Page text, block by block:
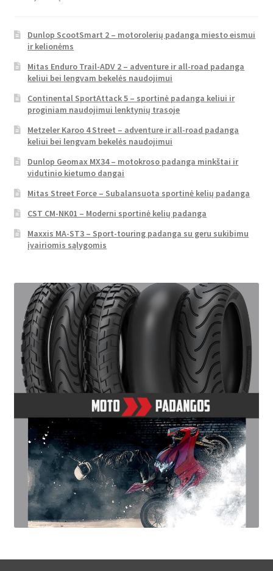
Dunlop ScootSmart 2 – motorolerių padanga miesto eismui
ir kelionėms
Mitas Enduro Trail-ADV 2 – adventure ir all-road padanga
keliui bei lengvam bekelės naudojimui
Continental SportAttack 5 – sportinė padanga keliui ir
proginiam naudojimui lenktynių trasoje
Metzeler Karoo 4 Street – adventure ir all-road padanga
keliui bei lengvam bekelės naudojimui
Dunlop Geomax MX34 – motokroso padanga minkštai ir
vidutinio kietumo dangai
Mitas Street Force – Subalansuota sportinė kelių padanga
CST CM-NK01 – Moderni sportinė kelių padanga
Maxxis MA-ST3 – Sport-touring padanga su geru sukibimu
įvairiomis sąlygomis